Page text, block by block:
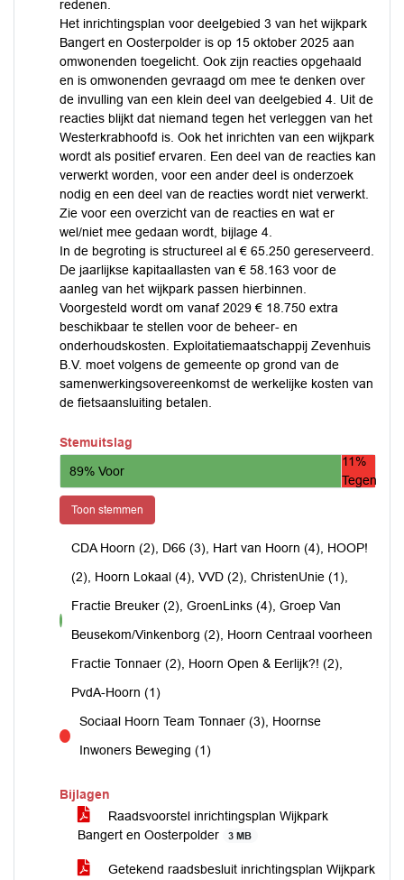
redenen.
Het inrichtingsplan voor deelgebied 3 van het wijkpark
Bangert en Oosterpolder is op 15 oktober 2025 aan
omwonenden toegelicht. Ook zijn reacties opgehaald
en is omwonenden gevraagd om mee te denken over
de invulling van een klein deel van deelgebied 4. Uit de
reacties blijkt dat niemand tegen het verleggen van het
Westerkrabhoofd is. Ook het inrichten van een wijkpark
wordt als positief ervaren. Een deel van de reacties kan
verwerkt worden, voor een ander deel is onderzoek
nodig en een deel van de reacties wordt niet verwerkt.
Zie voor een overzicht van de reacties en wat er
wel/niet mee gedaan wordt, bijlage 4.
In de begroting is structureel al € 65.250 gereserveerd.
De jaarlijkse kapitaallasten van € 58.163 voor de
aanleg van het wijkpark passen hierbinnen.
Voorgesteld wordt om vanaf 2029 € 18.750 extra
beschikbaar te stellen voor de beheer- en
onderhoudskosten. Exploitatiemaatschappij Zevenhuis
B.V. moet volgens de gemeente op grond van de
samenwerkingsovereenkomst de werkelijke kosten van
de fietsaansluiting betalen.
Stemuitslag
89% Voor
11%
Tegen
Toon stemmen
voor
CDA Hoorn (2), D66 (3), Hart van Hoorn (4), HOOP!
(2), Hoorn Lokaal (4), VVD (2), ChristenUnie (1),
Fractie Breuker (2), GroenLinks (4), Groep Van
Beusekom/Vinkenborg (2), Hoorn Centraal voorheen
Fractie Tonnaer (2), Hoorn Open & Eerlijk?! (2),
PvdA-Hoorn (1)
tegen
Sociaal Hoorn Team Tonnaer (3), Hoornse
Inwoners Beweging (1)
Bijlagen
Raadsvoorstel inrichtingsplan Wijkpark
Bangert en Oosterpolder
3 MB
Getekend raadsbesluit inrichtingsplan Wijkpark